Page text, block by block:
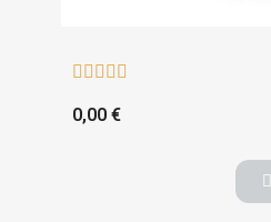
    
0,00 €